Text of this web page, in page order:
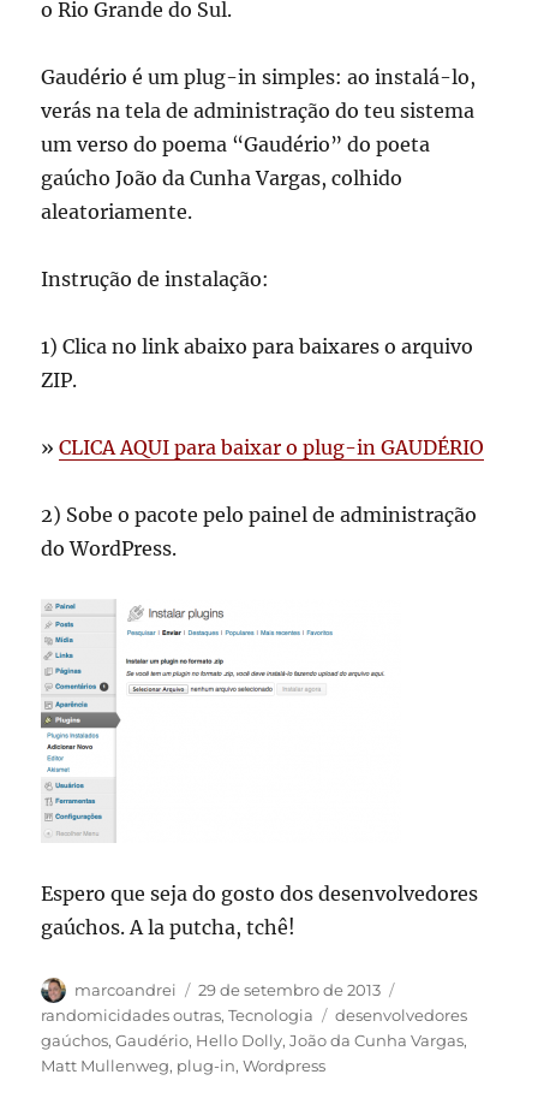
o Rio Grande do Sul.
Gaudério é um plug-in simples: ao instalá-lo,
verás na tela de administração do teu sistema
um verso do poema “Gaudério” do poeta
gaúcho João da Cunha Vargas, colhido
aleatoriamente.
Instrução de instalação:
1) Clica no link abaixo para baixares o arquivo
ZIP.
»CLICA AQUI para baixar o plug-in GAUDÉRIO
2) Sobe o pacote pelo painel de administração
do WordPress.
Espero que seja do gosto dos desenvolvedores
gaúchos. A la putcha, tchê!
Autor
marcoandrei
Publicado
em
29 de setembro de 2013
randomicidades outras,Tecnologia Tags
desenvolvedores
gaúchos,Gaudério, Hello Dolly,João da Cunha Vargas,
Matt Mullenweg, plug-in,Wordpress